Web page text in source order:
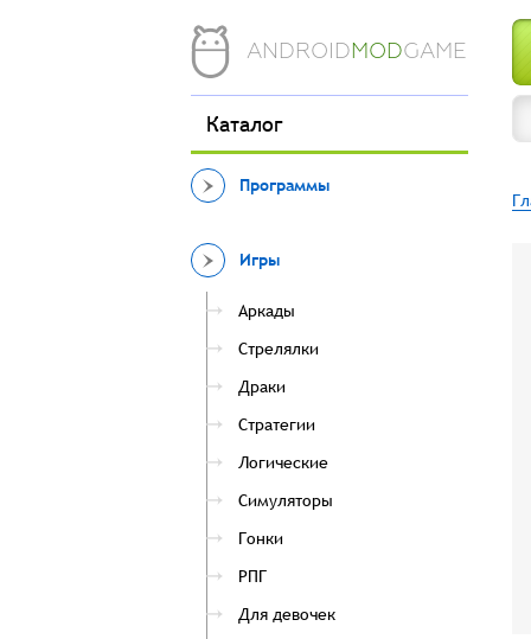
ANDROIDMODGAME
Каталог
Программы
Игры
Аркады
Стрелялки
Драки
Стратегии
Логические
Симуляторы
Гонки
РПГ
Для девочек